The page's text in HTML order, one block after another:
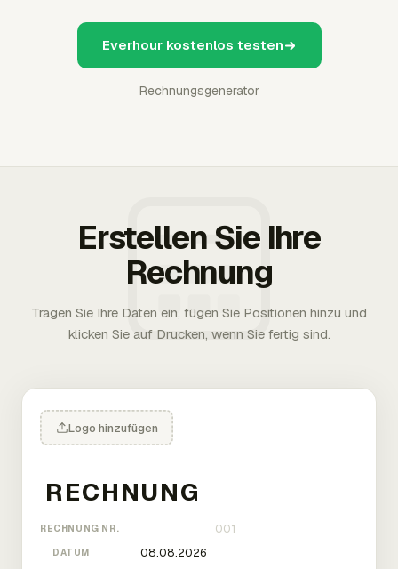
Everhour kostenlos testen
Rechnungsgenerator
Erstellen Sie Ihre
Rechnung
Tragen Sie Ihre Daten ein, fügen Sie Positionen hinzu und
klicken Sie auf Drucken, wenn Sie fertig sind.
Logo hinzufügen
RECHNUNG NR.
DATUM